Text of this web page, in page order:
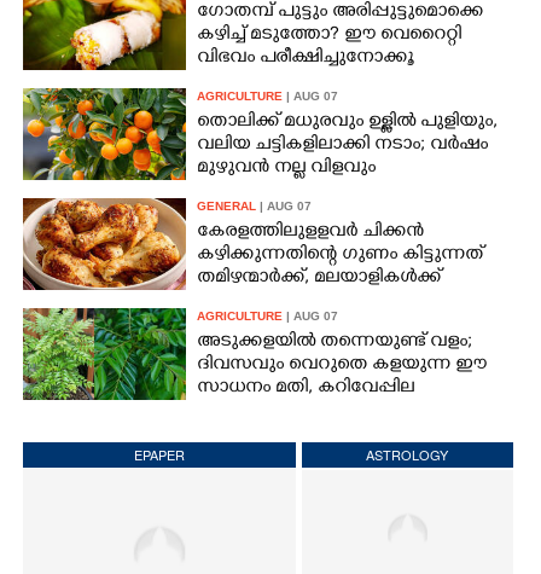
ഗോതമ്പ് പുട്ടും അരിപ്പുട്ടുമൊക്കെ
കഴിച്ച് മടുത്തോ? ഈ വെറൈറ്റി
വിഭവം പരീക്ഷിച്ചുനോക്കൂ
AGRICULTURE | AUG 07
തൊലിക്ക് മധുരവും ഉള്ളിൽ പുളിയും,
വലിയ ചട്ടികളിലാക്കി നടാം; വർഷം
മുഴുവൻ നല്ല വിളവും
GENERAL | AUG 07
കേരളത്തിലുളളവർ ചിക്കൻ
കഴിക്കുന്നതിന്റെ ഗുണം കിട്ടുന്നത്
തമിഴന്മാർക്ക്, മലയാളികൾക്ക്
AGRICULTURE | AUG 07
അടുക്കളയിൽ തന്നെയുണ്ട് വളം;
ദിവസവും വെറുതെ കളയുന്ന ഈ
സാധനം മതി, കറിവേപ്പില
EPAPER ASTROLOGY